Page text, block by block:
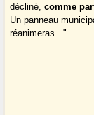
décliné,comme
Un panneau
réanimeras..."